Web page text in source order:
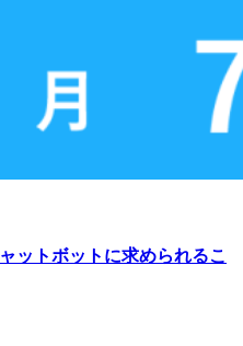
ットボットに求められるこ